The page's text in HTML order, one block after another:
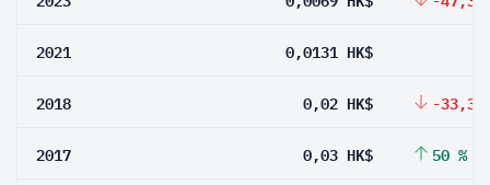
2021 0,0131 HK$
2018 0,02 HK$ -33,33
2017 0,03 HK$ 50 %